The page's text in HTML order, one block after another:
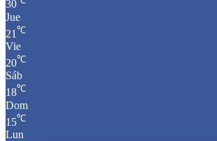
30
Jue
21 ℃
Vie
20℃
Sáb
18℃
Dom
15℃
Lun